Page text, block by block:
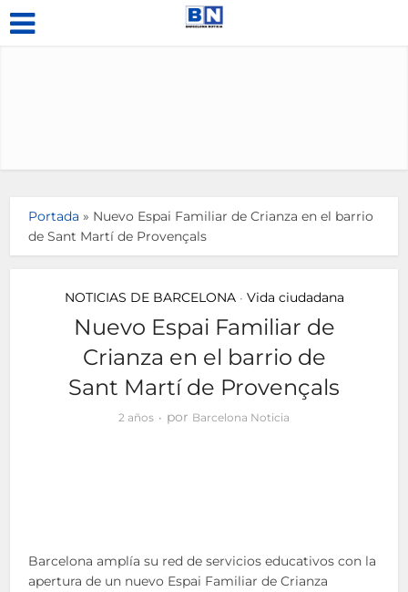
Portada » Nuevo Espai Familiar de Crianza en el barrio
de Sant Martí de Provençals
NOTICIAS DE BARCELONA • Vida ciudadana
Nuevo Espai Familiar de
Crianza en el barrio de
Sant Martí de Provençals
2 años por Barcelona Noticia
Barcelona amplía su red de servicios educativos con la
apertura de un nuevo Espai Familiar de Crianza